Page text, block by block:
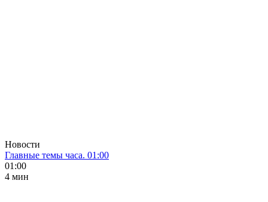
Новости
Главные темы часа. 01:00
01:00
4 мин